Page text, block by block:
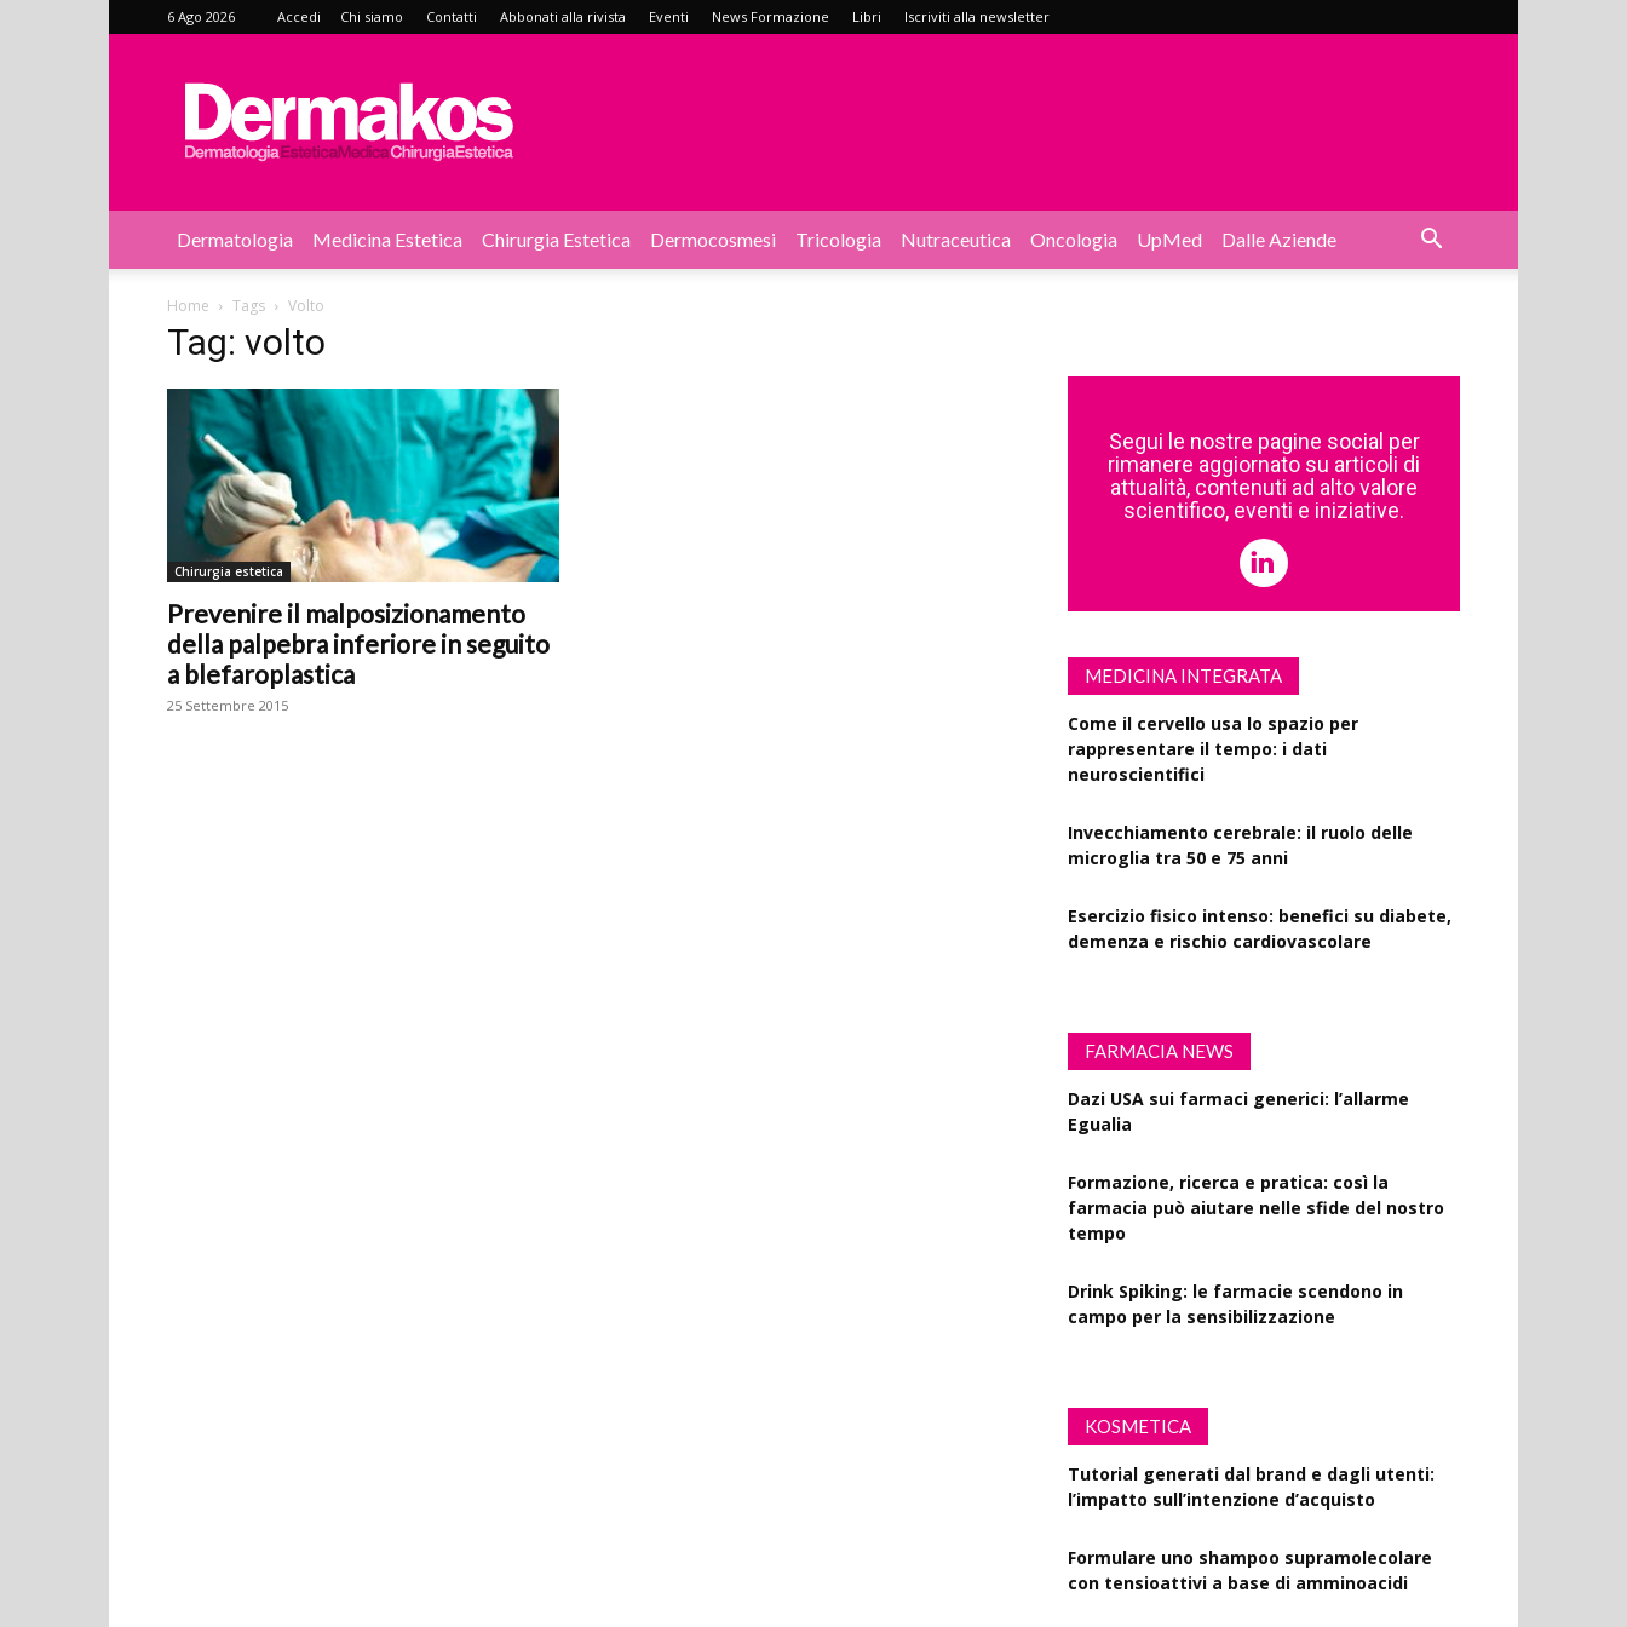
6 Ago 2026 Accedi Chi siamo Contatti Abbonati alla rivista Eventi News Formazione Libri Iscriviti alla newsletter
Dermakos
Dermatologia Medicina Estetica Chirurgia Estetica Dermocosmesi Tricologia Nutraceutica Oncologia UpMed Dalle Aziende
Home Tags Volto
Tag: volto
Chirurgia estetica
Prevenire il malposizionamento
della palpebra inferiore in seguito
a blefaroplastica
25 Settembre 2015
Segui le nostre pagine social per
rimanere aggiornato su articoli di
attualità, contenuti ad alto valore
scientifico, eventi e iniziative.
MEDICINA INTEGRATA
Come il cervello usa lo spazio per
rappresentare il tempo: i dati
neuroscientifici
Invecchiamento cerebrale: il ruolo delle
microglia tra 50 e 75 anni
Esercizio fisico intenso: benefici su diabete,
demenza e rischio cardiovascolare
FARMACIA NEWS
Dazi USA sui farmaci generici: l’allarme
Egualia
Formazione, ricerca e pratica: così la
farmacia può aiutare nelle sfide del nostro
tempo
Drink Spiking: le farmacie scendono in
campo per la sensibilizzazione
KOSMETICA
Tutorial generati dal brand e dagli utenti:
l’impatto sull’intenzione d’acquisto
Formulare uno shampoo supramolecolare
con tensioattivi a base di amminoacidi